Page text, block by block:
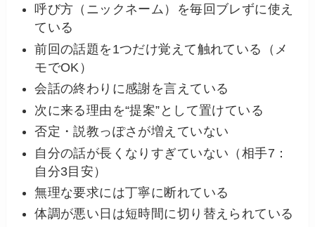
呼び方（ニックネーム）を毎回ブレずに使え
ている
前回の話題を1つだけ覚えて触れている（メ
モでOK）
会話の終わりに感謝を言えている
次に来る理由を“提案”として置けている
否定・説教っぽさが増えていない
自分の話が長くなりすぎていない（相手7：
自分3目安）
無理な要求には丁寧に断れている
体調が悪い日は短時間に切り替えられている